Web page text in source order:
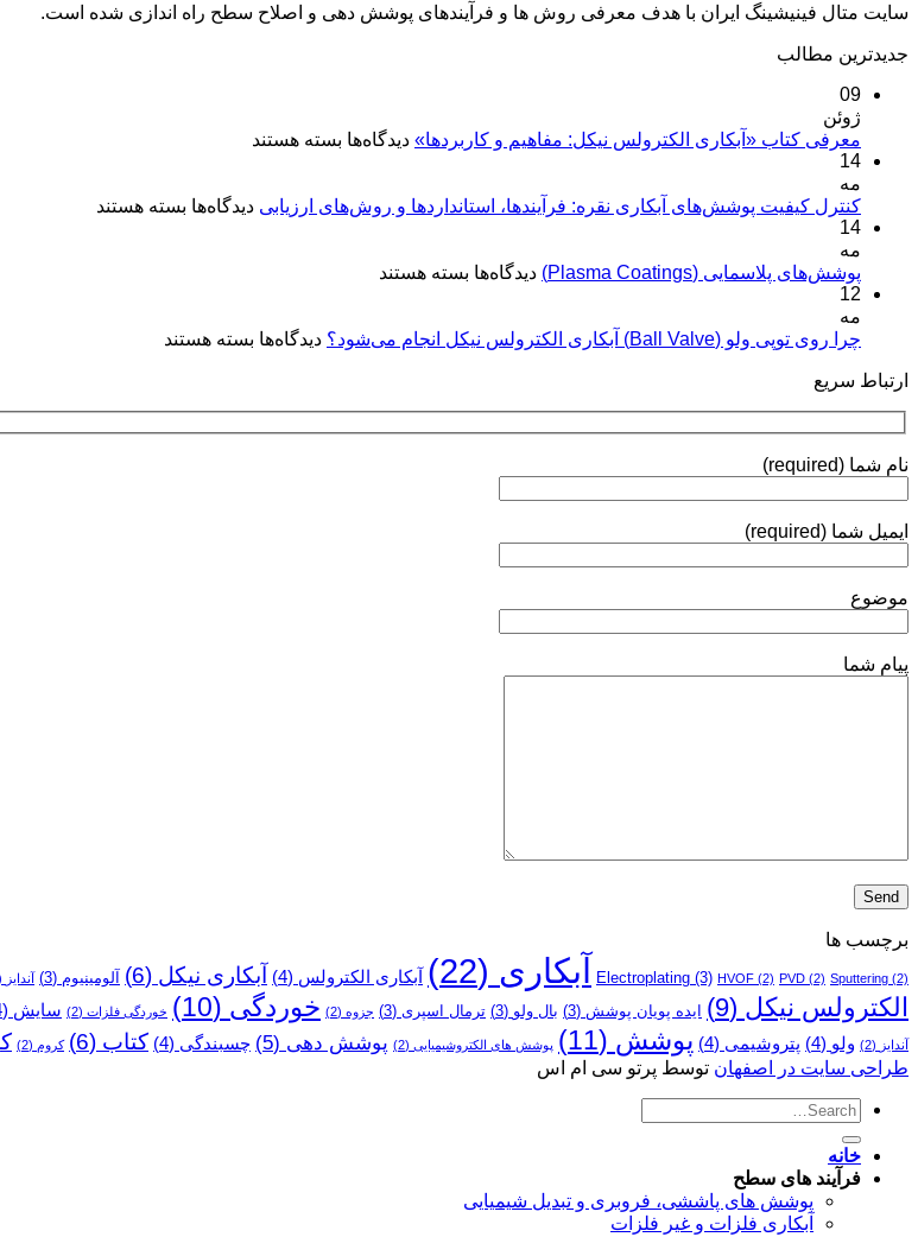
سایت متال فینیشینگ ایران با هدف معرفی روش ها و فرآیندهای پوشش دهی و اصلاح سطح راه اندازی شده است.
جدیدترین مطالب
09
ژوئن
معرفی کتاب «آبکاری الکترولس نیکل: مفاهیم و کاربردها» دیدگاه‌ها برای
«آبکاری
بسته هستند
14
مه
کنترل کیفیت پوشش‌های آبکاری نقره: فرآیندها، استانداردها و روش‌های ارزیابی دیدگاه‌ها برای
فرآیندها،
روش‌های
ارزیابی
بسته هستند
14
مه
پوشش‌های پلاسمایی (Plasma Coatings)
دیدگاه‌ها برای
(Plasma
بسته هستند
12
مه
چرا روی توپی‌ ولو (Ball Valve) آبکاری الکترولس نیکل انجام می‌شود؟
دیدگاه‌ها برای
ولو
بسته هستند
ارتباط سریع
نام شما (required)
ایمیل شما (required)
موضوع
پیام شما
برچسب ها
Electroplating (3) HVOF (2) PVD (2) Sputtering (2) آبکاری (22) آبکاری الکترولس (4) آبکاری نیکل (6) آلومینیوم (3) آندایز
الکترولس نیکل (9) ایده پویان پوشش (3) بال ولو (3) ترمال اسپری (3) جزوه (2) خوردگی (10) خوردگی فلزات (2) سایش (4)
آندایز (2) ولو (4) پتروشیمی (4) پوشش (11) پوشش­ های الکتروشیمیایی (2) پوشش دهی (5) چسبندگی (4) کتاب (6) کروم (2)
طراحی سایت در اصفهان توسط پرتو سی ام اس
خانه
فرآیند های سطح
پوشش های پاششی، فروبری و تبدیل شیمیایی
آبکاری فلزات و غیر فلزات